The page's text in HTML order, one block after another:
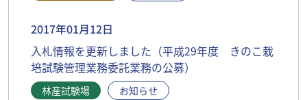
2017年01月12日
入札情報を更新しました（平成29年度 きのこ栽
培試験管理業務委託業務の公募）
林産試験場 お知らせ